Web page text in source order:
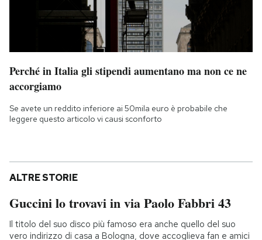
Perché in Italia gli stipendi aumentano ma non ce ne
accorgiamo
Se avete un reddito inferiore ai 50mila euro è probabile che
leggere questo articolo vi causi sconforto
ALTRE STORIE
Guccini lo trovavi in via Paolo Fabbri 43
Il titolo del suo disco più famoso era anche quello del suo
vero indirizzo di casa a Bologna, dove accoglieva fan e amici